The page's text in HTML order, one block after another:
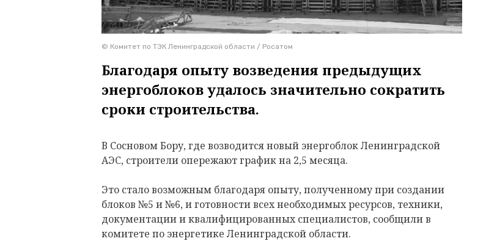
© Комитет по ТЭК Ленинградской области / Росатом
Благодаря опыту возведения предыдущих
энергоблоков удалось значительно сократить
сроки строительства.
В Сосновом Бору, где возводится новый энергоблок Ленинградской
АЭС, строители опережают график на 2,5 месяца.
Это стало возможным благодаря опыту, полученному при создании
блоков №5 и №6, и готовности всех необходимых ресурсов, техники,
документации и квалифицированных специалистов, сообщили в
комитете по энергетике Ленинградской области.